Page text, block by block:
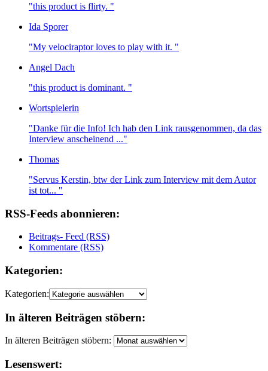
"this product is flirty. "
Ida Sporer
"My velociraptor loves to play with it. "
Angel Dach
"this product is dominant. "
Wortspielerin
"Danke für die Info! Ich hab den Link rausgenommen, da das
Interview anscheinend ..."
Thomas
"Servus Kerstin, btw der Link zum Interview mit dem Autor
ist tot... "
RSS-Feeds abonnieren:
Beitrags- Feed (RSS)
Kommentare (RSS)
Kategorien:
Kategorien:
In älteren Beiträgen stöbern:
In älteren Beiträgen stöbern:
Lesenswert: